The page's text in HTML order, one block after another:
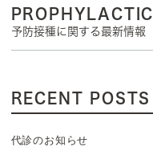
PROPHYLACTIC
予防接種に関する最新情報
RECENT POSTS
代診のお知らせ